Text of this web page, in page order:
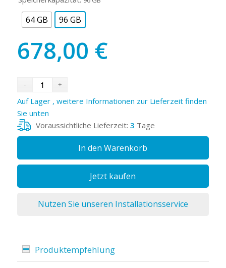
64 GB 96 GB
678,00 €
Auf Lager , weitere Informationen zur Lieferzeit finden
Sie unten
Voraussichtliche Lieferzeit: 3 Tage
In den Warenkorb
Jetzt kaufen
Nutzen Sie unseren Installationsservice
Produktempfehlung